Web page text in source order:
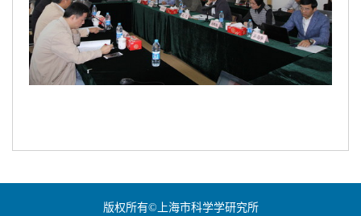
版权所有©上海市科学学研究所